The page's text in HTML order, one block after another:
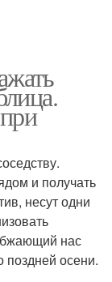
и получать
несут одни
нас
осени.